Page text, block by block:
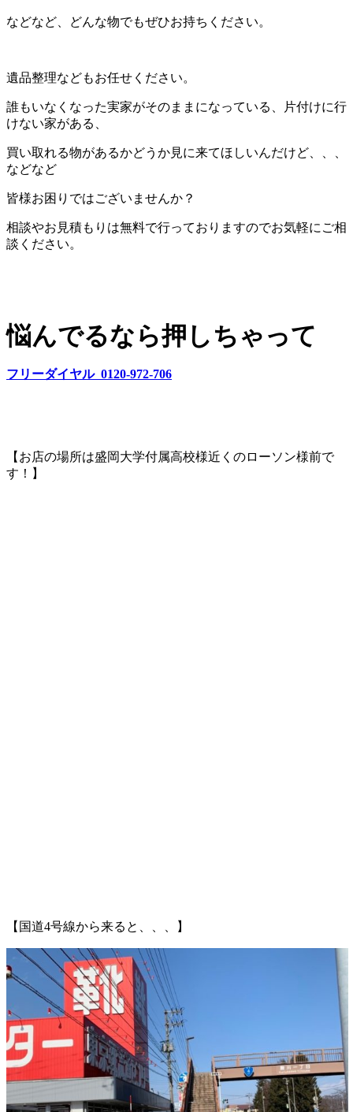
などなど、どんな物でもぜひお持ちください。
遺品整理などもお任せください。
誰もいなくなった実家がそのままになっている、片付けに行
けない家がある、
買い取れる物があるかどうか見に来てほしいんだけど、、、
などなど
皆様お困りではございませんか？
相談やお見積もりは無料で行っておりますのでお気軽にご相
談ください。
悩んでるなら押しちゃって
フリーダイヤル 0120-972-706
【お店の場所は盛岡大学付属高校様近くのローソン様前で
す！】
【国道4号線から来ると、、、】